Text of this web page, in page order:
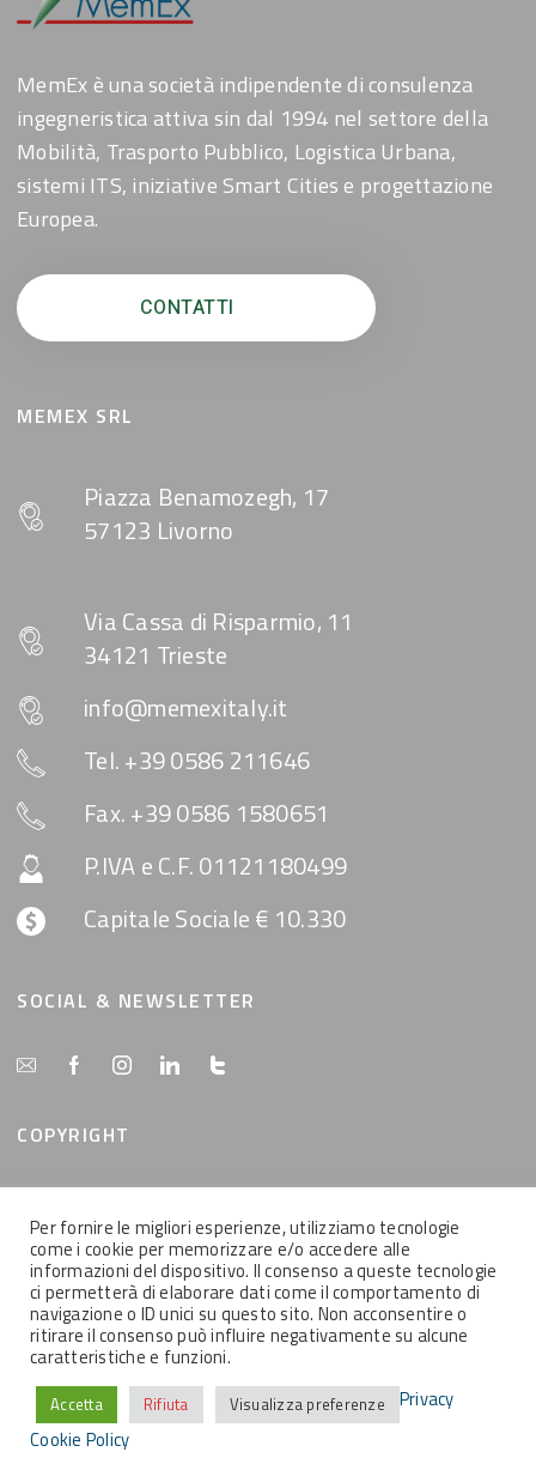
MemEx è una società indipendente di consulenza
ingegneristica attiva sin dal 1994 nel settore della
Mobilità, Trasporto Pubblico, Logistica Urbana,
sistemi ITS, iniziative Smart Cities e progettazione
Europea.
CONTATTI
MEMEX SRL
Piazza Benamozegh, 17
57123 Livorno
Via Cassa di Risparmio, 11
34121 Trieste
info@memexitaly.it
Tel. +39 0586 211646
Fax. +39 0586 1580651
P.IVA e C.F. 01121180499
Capitale Sociale € 10.330
SOCIAL & NEWSLETTER
COPYRIGHT
Tutti i contenuti del presente sito sono di proprietà
della MemEx srl, tutti i diritti riservati.
2021 © MEMEX SRL - Tutti i contenuti del presente sito sono di proprietà
della MemEx srl, tutti i diritti riservati - Powered by KEYIDEA
Cookie Policy
Per fornire le migliori esperienze, utilizziamo tecnologie
come i cookie per memorizzare e/o accedere alle
informazioni del dispositivo. Il consenso a queste tecnologie
ci permetterà di elaborare dati come il comportamento di
navigazione o ID unici su questo sito. Non acconsentire o
ritirare il consenso può influire negativamente su alcune
caratteristiche e funzioni.
Accetta Rifiuta Visualizza preferenze
Privacy
Cookie Policy